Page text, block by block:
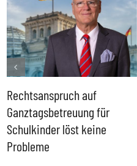
Rechtsanspruch auf
Ganztagsbetreuung für
Schulkinder löst keine
Probleme